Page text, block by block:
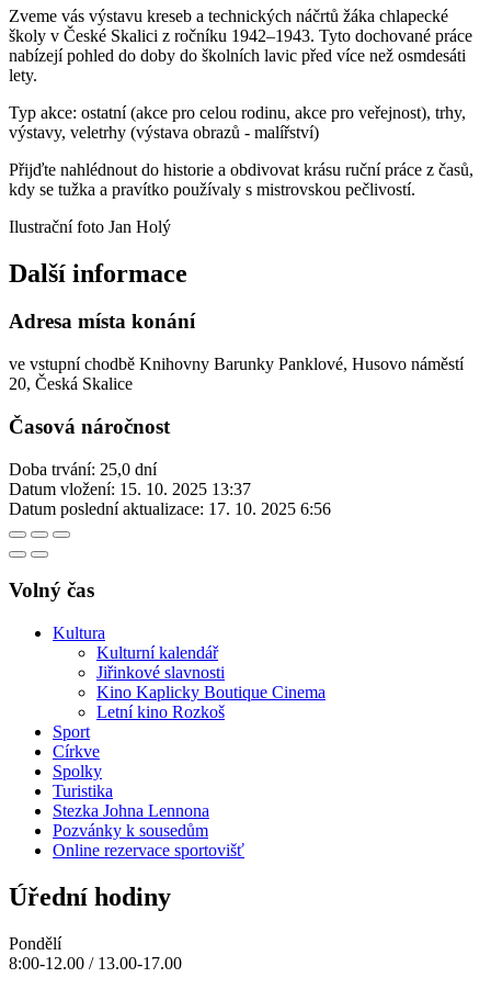
Zveme vás výstavu kreseb a technických náčrtů žáka chlapecké
školy v České Skalici z ročníku 1942–1943. Tyto dochované práce
nabízejí pohled do doby do školních lavic před více než osmdesáti
lety.
Typ akce: ostatní (akce pro celou rodinu, akce pro veřejnost), trhy,
výstavy, veletrhy (výstava obrazů - malířství)
Přijďte nahlédnout do historie a obdivovat krásu ruční práce z časů,
kdy se tužka a pravítko používaly s mistrovskou pečlivostí.
Ilustrační foto Jan Holý
Další informace
Adresa místa konání
ve vstupní chodbě Knihovny Barunky Panklové, Husovo náměstí
20, Česká Skalice
Časová náročnost
Doba trvání: 25,0 dní
Datum vložení: 15. 10. 2025 13:37
Datum poslední aktualizace: 17. 10. 2025 6:56
Volný čas
Kultura
Kulturní kalendář
Jiřinkové slavnosti
Kino Kaplicky Boutique Cinema
Letní kino Rozkoš
Sport
Církve
Spolky
Turistika
Stezka Johna Lennona
Pozvánky k sousedům
Online rezervace sportovišť
Úřední hodiny
Pondělí
8:00-12.00 / 13.00-17.00